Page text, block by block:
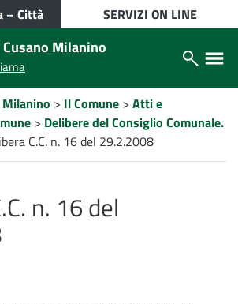
PRINCIPALE
– Città
SERVIZI ON LINE
Milanino
Apri/
laterale
Apri/chiudi
ricerca
Milanino > Il Comune > Atti e
> Delibere del Consiglio Comunale.
C.C. n. 16 del 29.2.2008
n. 16 del